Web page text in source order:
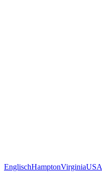
EnglischHamptonVirginiaUSA